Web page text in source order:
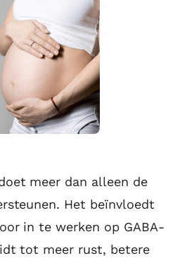
meer dan alleen de
Het beïnvloedt
in te werken op GABA-
tot meer rust, betere